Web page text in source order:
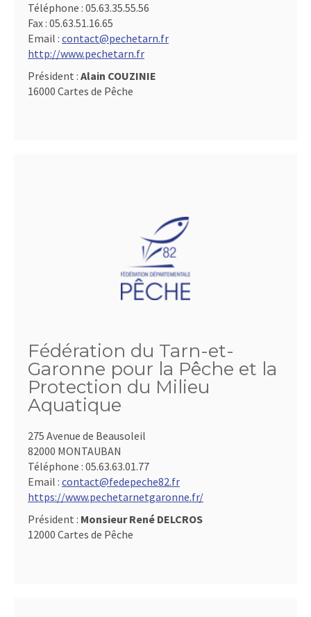
Téléphone : 05.63.35.55.56
Fax : 05.63.51.16.65
Email : contact@pechetarn.fr
http://www.pechetarn.fr
Président : Alain COUZINIE
16000 Cartes de Pêche
Fédération du Tarn-et-
Garonne pour la Pêche et la
Protection du Milieu
Aquatique
275 Avenue de Beausoleil
82000 MONTAUBAN
Téléphone : 05.63.63.01.77
Email : contact@fedepeche82.fr
https://www.pechetarnetgaronne.fr/
Président : Monsieur René DELCROS
12000 Cartes de Pêche